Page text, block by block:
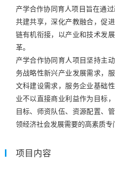
产学合作协同育人项目旨在通
共建共享，深化产教融合，促
链有机衔接，以产业和技术发
革。
产学合作协同育人项目坚持主
务战略性新兴产业发展需求，
文科建设需求，服务企业基础
业不以直接商业利益作为目标
目标、师资队伍、资源配置、
领经济社会发展需要的高素质专
项目内容